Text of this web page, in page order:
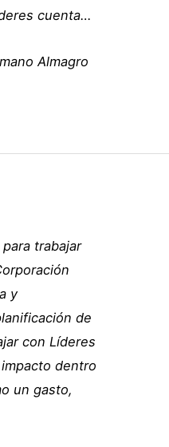
cuenta…
Almagro
trabajar
y
de
con Líderes
dentro
un gasto,